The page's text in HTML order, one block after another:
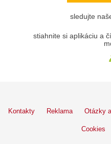
sledujte
stiahnite si aplikáciu a
Kontakty Reklama Otázky
Cookies